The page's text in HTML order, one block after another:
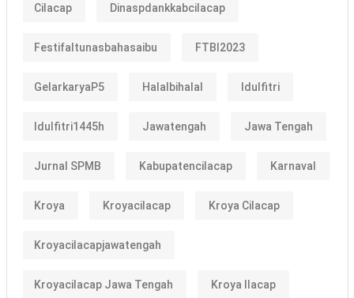
Cilacap Dinaspdankkabcilacap
Festifaltunasbahasaibu FTBI2023
GelarkaryaP5 Halalbihalal Idulfitri
Idulfitri1445h Jawatengah Jawa Tengah
Jurnal SPMB Kabupatencilacap Karnaval
Kroya Kroyacilacap Kroya Cilacap
Kroyacilacapjawatengah
Kroyacilacap Jawa Tengah Kroya Ilacap